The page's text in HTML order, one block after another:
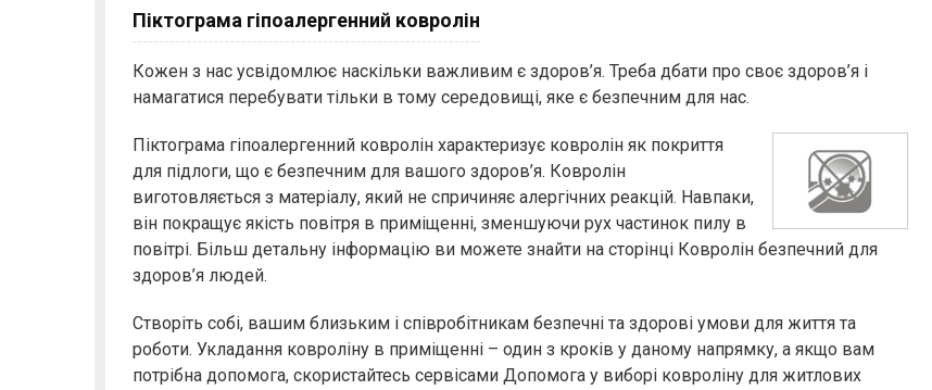
Піктограма гіпоалергенний ковролін
Кожен з нас усвідомлює наскільки важливим є здоров’я. Треба дбати про своє здоров’я і
намагатися перебувати тільки в тому середовищі, яке є безпечним для нас.
Піктограма гіпоалергенний ковролін характеризує ковролін як покриття
для підлоги, що є безпечним для вашого здоров’я. Ковролін
виготовляється з матеріалу, який не спричиняє алергічних реакцій. Навпаки,
він покращує якість повітря в приміщенні, зменшуючи рух частинок пилу в
повітрі. Більш детальну інформацію ви можете знайти на сторінці Ковролін безпечний для
здоров’я людей.
Створіть собі, вашим близьким і співробітникам безпечні та здорові умови для життя та
роботи. Укладання ковроліну в приміщенні – один з кроків у даному напрямку, а якщо вам
потрібна допомога, скористайтесь сервісами Допомога у виборі ковроліну для житлових